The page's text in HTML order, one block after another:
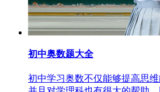
初中奥数题大全
初中学习奥数不仅能够提高思